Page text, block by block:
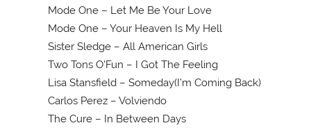
Mode One – Let Me Be Your Love
Mode One – Your Heaven Is My Hell
Sister Sledge – All American Girls
Two Tons O’Fun – I Got The Feeling
Lisa Stansfield – Someday(I’m Coming Back)
Carlos Perez – Volviendo
The Cure – In Between Days